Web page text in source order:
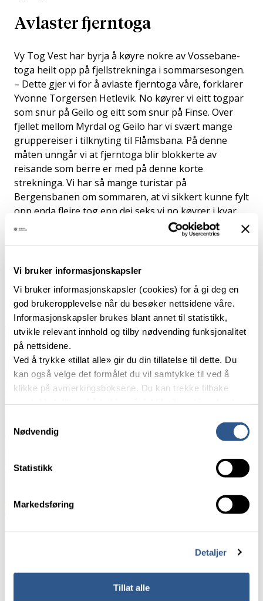
Vi bruker informasjonskapsler
Vi bruker informasjonskapsler (cookies) for å gi deg en
god brukeropplevelse når du besøker nettsidene våre.
Informasjonskapsler brukes blant annet til statistikk,
utvikle relevant innhold og tilby nødvending funksjonalitet
på nettsidene.
Ved å trykke «tillat alle» gir du din tillatelse til dette. Du
kan også velge det formålet du vil samtykke til ved å
klikke på avmerkingsboksene. Du kan trekke tilbake
Nødvendig
Statistikk
Markedsføring
Detaljer
Tillat alle
Avlaster fjerntoga
Vy Tog Vest har byrja å køyre nokre av Vossebane-
toga heilt opp på fjellstrekninga i sommarsesongen.
– Dette gjer vi for å avlaste fjerntoga våre, forklarer
Yvonne Torgersen Hetlevik. No køyrer vi eitt togpar
som snur på Geilo og eitt som snur på Finse. Over
fjellet mellom Myrdal og Geilo har vi svært mange
gruppereiser i tilknyting til Flåmsbana. På denne
måten unngår vi at fjerntoga blir blokkerte av
reisande som berre er med på denne korte
strekninga. Vi har så mange turistar på
Bergensbanen om sommaren, at vi sikkert kunne fylt
opp enda fleire tog enn dei seks vi no køyrer i kvar
retning, seier ho. Etter bortfallet av nesten all trafikk
under pandemien, er no trafikktala høgare enn i
avhengig av, seier Hetlevik. Vossebanetoga bidreg
togprodukt og som avlasting for fjerntoga, utdjupar
ho.
Foto: Njål Svingheim
Toga på Vossebanen blir køyrde med Flirt-tog av